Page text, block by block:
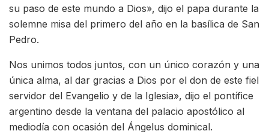
su paso de este mundo a Dios», dijo el papa durante la
solemne misa del primero del año en la basílica de San
Pedro.
Nos unimos todos juntos, con un único corazón y una
única alma, al dar gracias a Dios por el don de este fiel
servidor del Evangelio y de la Iglesia», dijo el pontífice
argentino desde la ventana del palacio apostólico al
mediodía con ocasión del Ángelus dominical.